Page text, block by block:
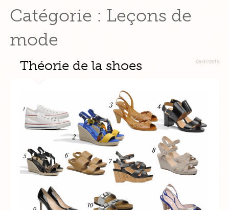
Catégorie : Leçons de
mode
08/07/2015
Théorie de la shoes